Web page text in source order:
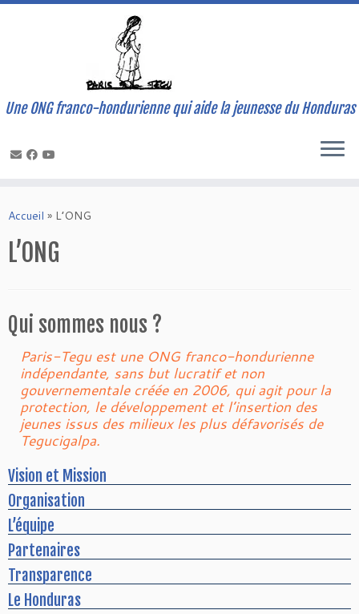
to
Une ONG franco-hondurienne qui aide la jeunesse du Honduras
Accueil » L’ONG
L’ONG
Qui sommes nous ?
Paris-Tegu est une ONG franco-hondurienne
indépendante, sans but lucratif et non
gouvernementale créée en 2006, qui agit pour la
protection, le développement et l’insertion des
jeunes issus des milieux les plus défavorisés de
Tegucigalpa.
Vision et Mission
Organisation
L’équipe
Partenaires
Transparence
Le Honduras